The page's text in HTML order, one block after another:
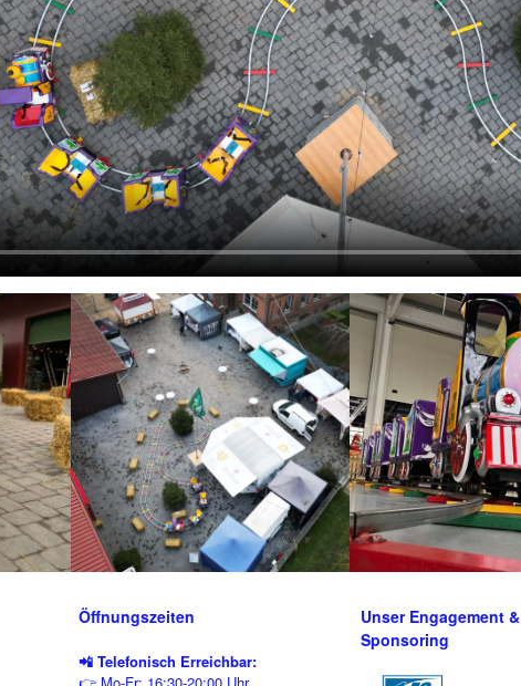
Öffnungszeiten
📲 Telefonisch Erreichbar:
Unser Engagement &
Sponsoring